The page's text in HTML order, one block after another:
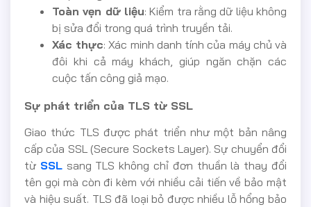
Toàn vẹn dữ liệu: Kiểm tra rằng dữ liệu không
bị sửa đổi trong quá trình truyền tải.
Xác thực: Xác minh danh tính của máy chủ và
đôi khi cả máy khách, giúp ngăn chặn các
cuộc tấn công giả mạo.
Sự phát triển của TLS từ SSL
Giao thức TLS được phát triển như một bản nâng
cấp của SSL (Secure Sockets Layer). Sự chuyển đổi
từ SSLsang TLS không chỉ đơn thuần là thay đổi
tên gọi mà còn đi kèm với nhiều cải tiến về bảo mật
và hiệu suất. TLS đã loại bỏ được nhiều lỗ hổng bảo